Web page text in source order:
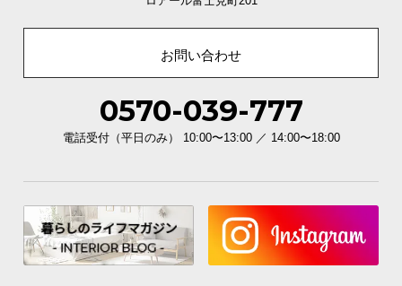
お問い合わせ
0570-039-777
電話受付（平日のみ） 10:00〜13:00 ／ 14:00〜18:00